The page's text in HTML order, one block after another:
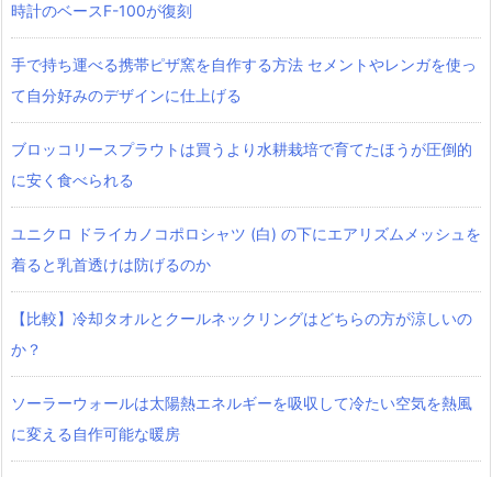
時計のベースF-100が復刻
手で持ち運べる携帯ピザ窯を自作する方法 セメントやレンガを使っ
て自分好みのデザインに仕上げる
ブロッコリースプラウトは買うより水耕栽培で育てたほうが圧倒的
に安く食べられる
ユニクロ ドライカノコポロシャツ‎ (白) の下にエアリズムメッシュを
着ると乳首透けは防げるのか
【比較】冷却タオルとクールネックリングはどちらの方が涼しいの
か？
ソーラーウォールは太陽熱エネルギーを吸収して冷たい空気を熱風
に変える自作可能な暖房